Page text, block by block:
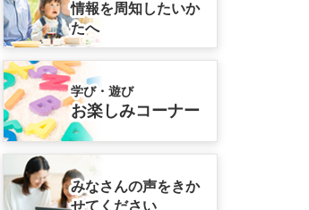
情報を周知したいか
たへ
学び・遊び
お楽しみコーナー
みなさんの声をきか
せてください